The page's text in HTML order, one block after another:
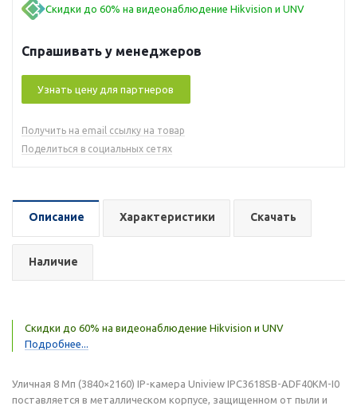
Скидки до 60% на видеонаблюдение Hikvision и UNV
Спрашивать у менеджеров
Узнать цену для партнеров
Получить на email ссылку на товар
Поделиться в социальных сетях
Описание Характеристики Скачать
Наличие
Скидки до 60% на видеонаблюдение Hikvision и UNV
Подробнее...
Уличная 8 Мп (3840×2160) IP-камера Uniview IPC3618SB-ADF40KM-I0
поставляется в металлическом корпусе, защищенном от пыли и